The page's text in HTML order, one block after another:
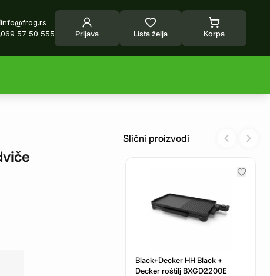
info@frog.rs
069 57 50 555
Prijava Lista želja Korpa
Slični proizvodi
Black+Decker HH Black +
Decker roštilj BXGD2200E
Previous
Next